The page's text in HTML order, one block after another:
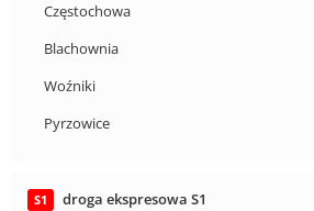
Częstochowa
Blachownia
Woźniki
Pyrzowice
S1
droga ekspresowa S1